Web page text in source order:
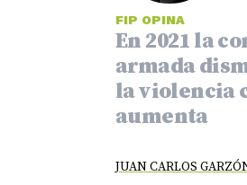
FIP OPINA
En 2021 la
armada
la violencia
aumenta
JUAN CARLOS